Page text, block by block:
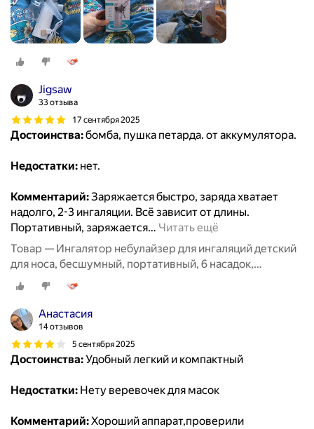
Jigsaw
33 отзыва
17 сентября 2025
Достоинства:бомба, пушка петарда. от аккумулятора.
Недостатки: нет.
Комментарий:Заряжается быстро, заряда хватает
надолго, 2-3 ингаляции. Всё зависит от длины.
Портативный, заряжается… Читать ещё
Товар — Ингалятор небулайзер для ингаляций детский
для носа, бесшумный, портативный, 6 насадок,
аэрозольный, взрослый, белый
Анастасия
14 отзывов
5 сентября 2025
Достоинства:Удобный легкий и компактный
Недостатки: Нету веревочек для масок
Комментарий:Хороший аппарат,проверили